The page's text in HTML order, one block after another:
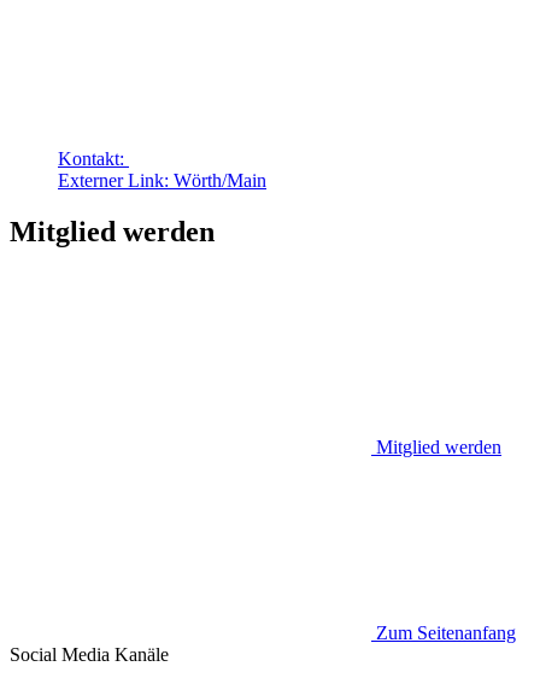
Kontakt:
Externer Link: Wörth/Main
Mitglied werden
Mitglied werden
Zum Seitenanfang
Social Media Kanäle